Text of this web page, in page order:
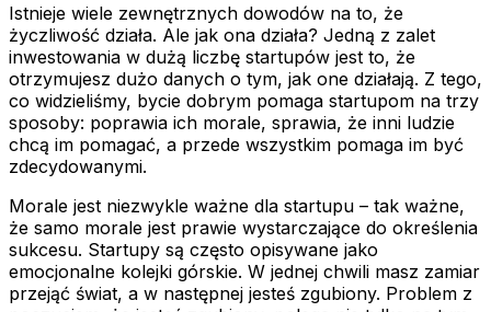
Istnieje wiele zewnętrznych dowodów na to, że
życzliwość działa. Ale jak ona działa? Jedną z zalet
inwestowania w dużą liczbę startupów jest to, że
otrzymujesz dużo danych o tym, jak one działają. Z tego,
co widzieliśmy, bycie dobrym pomaga startupom na trzy
sposoby: poprawia ich morale, sprawia, że inni ludzie
chcą im pomagać, a przede wszystkim pomaga im być
zdecydowanymi.
Morale jest niezwykle ważne dla startupu – tak ważne,
że samo morale jest prawie wystarczające do określenia
sukcesu. Startupy są często opisywane jako
emocjonalne kolejki górskie. W jednej chwili masz zamiar
przejąć świat, a w następnej jesteś zgubiony. Problem z